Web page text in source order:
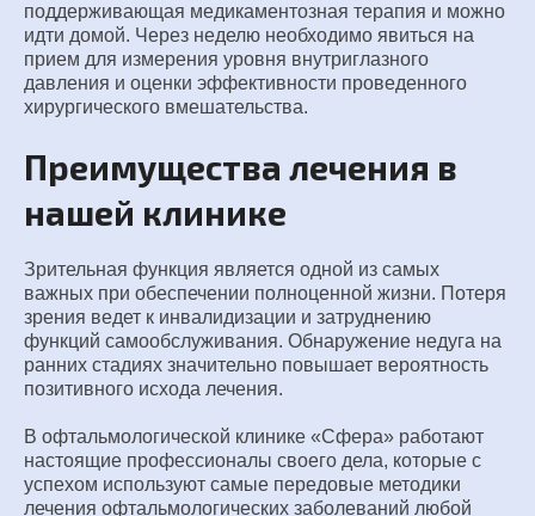
поддерживающая медикаментозная терапия и можно
идти домой. Через неделю необходимо явиться на
прием для измерения уровня внутриглазного
давления и оценки эффективности проведенного
хирургического вмешательства.
Преимущества лечения в
нашей клинике
Зрительная функция является одной из самых
важных при обеспечении полноценной жизни. Потеря
зрения ведет к инвалидизации и затруднению
функций самообслуживания. Обнаружение недуга на
ранних стадиях значительно повышает вероятность
позитивного исхода лечения.
В офтальмологической клинике «Сфера» работают
настоящие профессионалы своего дела, которые с
успехом используют самые передовые методики
лечения офтальмологических заболеваний любой